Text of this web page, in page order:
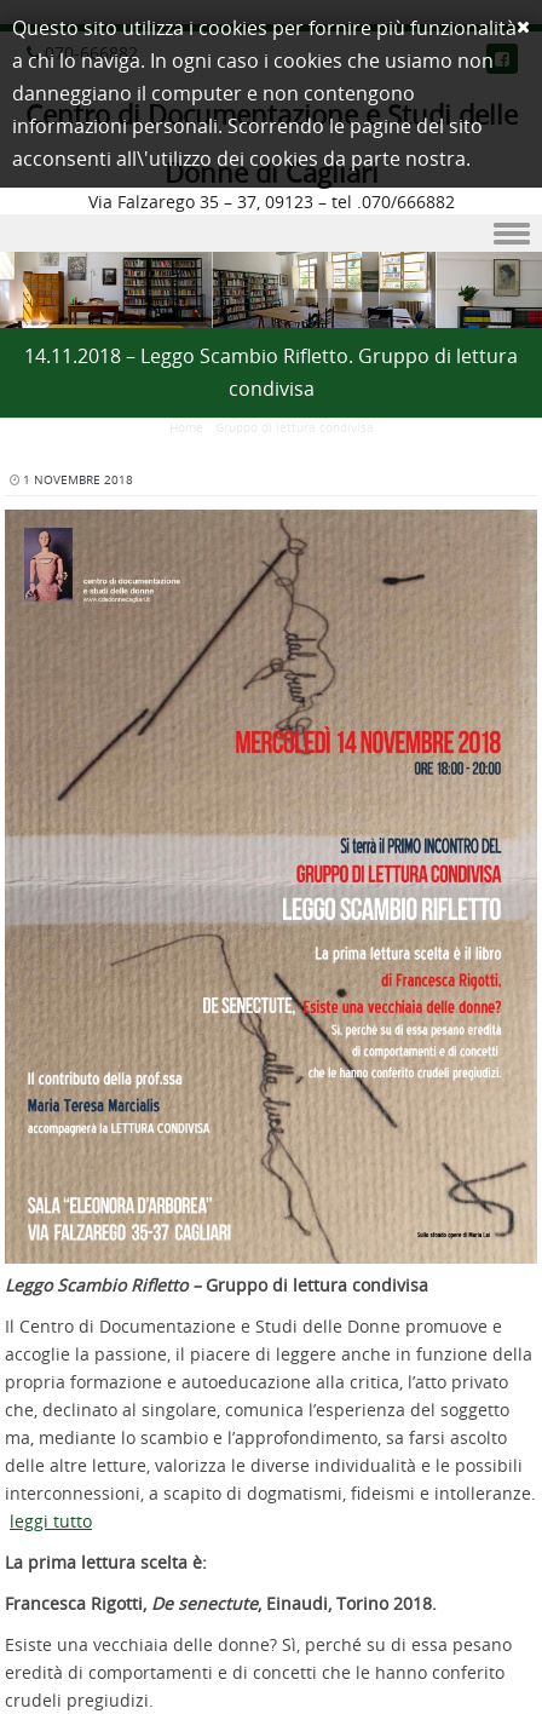
070-666882
Centro di Documentazione e Studi delle
Donne di Cagliari
Via Falzarego 35 – 37, 09123 – tel .070/666882
Skip to content
14.11.2018 – Leggo Scambio Rifletto. Gruppo di lettura
condivisa
Home Gruppo di lettura condivisa
1 NOVEMBRE 2018
Leggo Scambio Rifletto – Gruppo di lettura condivisa
Il Centro di Documentazione e Studi delle Donne promuove e
accoglie la passione, il piacere di leggere anche in funzione della
propria formazione e autoeducazione alla critica, l’atto privato
che, declinato al singolare, comunica l’esperienza del soggetto
ma, mediante lo scambio e l’approfondimento, sa farsi ascolto
delle altre letture, valorizza le diverse individualità e le possibili
interconnessioni, a scapito di dogmatismi, fideismi e intolleranze.
leggi tutto
La prima lettura scelta è:
Francesca Rigotti, De senectute, Einaudi, Torino 2018.
Esiste una vecchiaia delle donne? Sì, perché su di essa pesano
eredità di comportamenti e di concetti che le hanno conferito
crudeli pregiudizi.
Questo sito utilizza i cookies per fornire più funzionalità
a chi lo naviga. In ogni caso i cookies che usiamo non
danneggiano il computer e non contengono
informazioni personali. Scorrendo le pagine del sito
acconsenti all\'utilizzo dei cookies da parte nostra.